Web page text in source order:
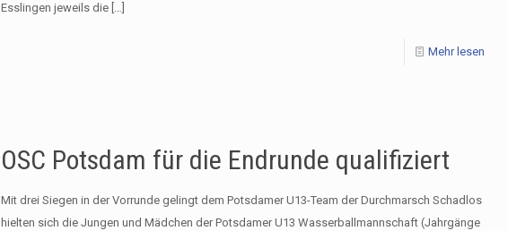
Esslingen jeweils die[…]
Mehr lesen
OSC Potsdam für die Endrunde qualifiziert
Mit drei Siegen in der Vorrunde gelingt dem Potsdamer U13-Team der Durchmarsch Schadlos
hielten sich die Jungen und Mädchen der Potsdamer U13 Wasserballmannschaft (Jahrgänge